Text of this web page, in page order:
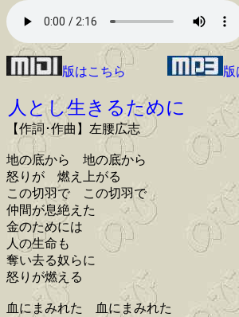
版はこちら 版
人とし生きるために
【作詞･作曲】左腰広志
地の底から 地の底から
怒りが 燃え上がる
この切羽で この切羽で
仲間が息絶えた
金のためには
人の生命も
奪い去る奴らに
怒りが燃える
血にまみれた 血にまみれた